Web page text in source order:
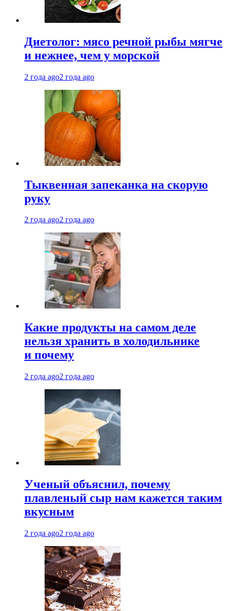
Диетолог: мясо речной рыбы мягче
и нежнее, чем у морской
2 года ago2 года ago
Тыквенная запеканка на скорую
руку
2 года ago2 года ago
Какие продукты на самом деле
нельзя хранить в холодильнике
и почему
2 года ago2 года ago
Ученый объяснил, почему
плавленый сыр нам кажется таким
вкусным
2 года ago2 года ago